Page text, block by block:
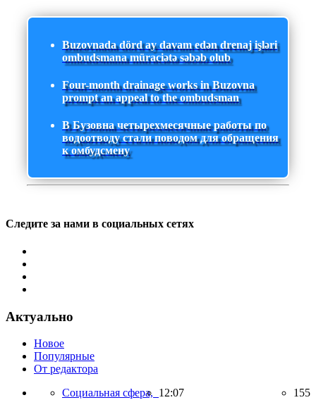
Buzovnada dörd ay davam edən drenaj işləri
ombudsmana müraciətə səbəb olub
Four-month drainage works in Buzovna
prompt an appeal to the ombudsman
В Бузовна четырехмесячные работы по
водоотводу стали поводом для обращения
к омбудсмену
Следите за нами в социальных сетях
Актуально
Новое
Популярные
От редактора
Социальная сфера, 12:07 155